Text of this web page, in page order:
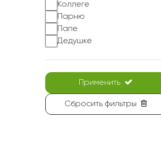
Коллеге
Парню
Папе
Дедушке
Применить
Сбросить фильтры